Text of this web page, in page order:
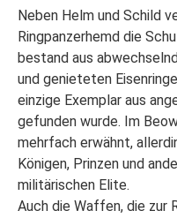
Neben Helm und Schild
Ringpanzerhemd die
bestand aus
und genieteten
einzige Exemplar aus
gefunden wurde. Im
mehrfach erwähnt,
Königen, Prinzen und
militärischen Elite.
Auch die Waffen, die zur